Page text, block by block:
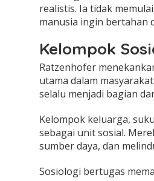
realistis. Ia tidak
manusia ingin bertahan
Kelompok
Ratzenhofer
utama dalam
selalu menjadi bagian
Kelompok keluarga,
sebagai unit sosial.
sumber daya, dan
Sosiologi bertugas